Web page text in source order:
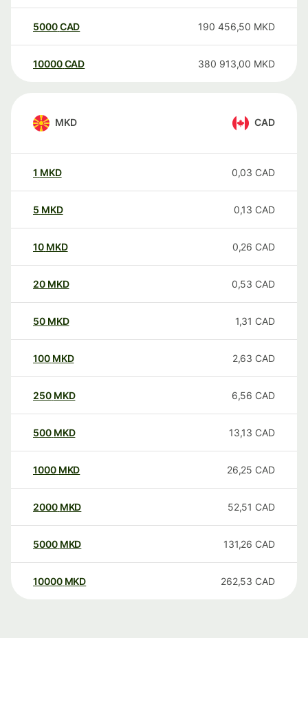
5000CAD 190 456,50 MKD
10000 CAD 380 913,00 MKD
MKD CAD
1 MKD 0,03 CAD
5 MKD 0,13 CAD
10 MKD 0,26 CAD
20 MKD 0,53 CAD
50 MKD 1,31 CAD
100 MKD 2,63 CAD
250 MKD 6,56 CAD
500 MKD 13,13 CAD
1000 MKD 26,25 CAD
2000 MKD 52,51 CAD
5000 MKD 131,26 CAD
10000 MKD 262,53 CAD